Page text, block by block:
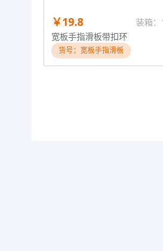
￥19.8
装箱
宽板手指滑板带扣环
货号：宽板手指滑板